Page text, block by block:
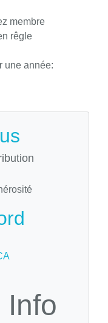
membre
rêgle
une année:
Info